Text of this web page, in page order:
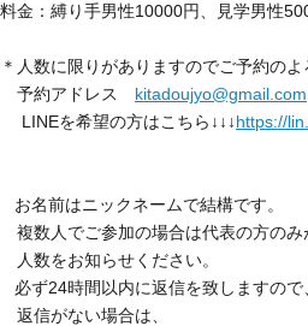
料金：縛り手男性10000円、見学男性
＊人数に限りがありますのでご予約のよ
予約アドレス kitadoujyo@gmail.com
LINEを希望の方はこちら↓↓↓https://
お名前はニックネームで結構です。
複数人でご参加の場合は代表の方のみ
人数をお知らせください。
必ず24時間以内に返信を致しますので
返信がない場合は、